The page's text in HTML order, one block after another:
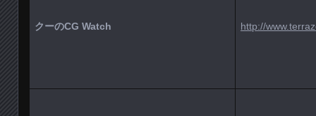
クーのCG Watch http://